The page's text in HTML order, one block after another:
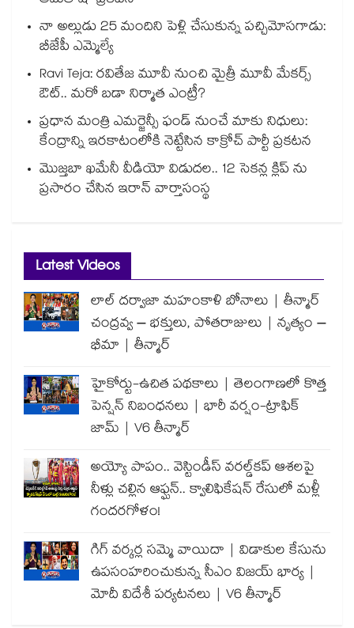
నా అల్లుడు 25 మందిని పెళ్లి చేసుకున్న పచ్చిమోసగాడు:
బీజేపీ ఎమ్మెల్యే
Ravi Teja: రవితేజ మూవీ నుంచి మైత్రీ మూవీ మేకర్స్
ఔట్.. మరో బడా నిర్మాత ఎంట్రీ?
ప్రధాన మంత్రి ఎమర్జెన్సీ ఫండ్ నుంచే మాకు నిధులు:
కేంద్రాన్ని ఇరకాటంలోకి నెట్టేసిన కాక్రోచ్ పార్టీ ప్రకటన
మొజ్తబా ఖమేనీ వీడియో విడుదల.. 12 సెకన్ల క్లిప్ ను
ప్రసారం చేసిన ఇరాన్ వార్తాసంస్థ
Latest Videos
లాల్ దర్వాజా మహంకాళి బోనాలు | తీన్మార్
చంద్రవ్వ – భక్తులు, పోతరాజులు | నృత్యం –
భీమా | తీన్మార్
హైకోర్టు-ఉచిత పథకాలు | తెలంగాణలో కొత్త
పెన్షన్ నిబంధనలు | భారీ వర్షం-ట్రాఫిక్
జామ్ | V6 తీన్మార్
అయ్యో పాపం.. వెస్టిండీస్ వరల్డ్‌కప్ ఆశలపై
నీళ్లు చల్లిన ఆఫ్ఘన్.. క్వాలిఫికేషన్ రేసులో మళ్లీ
గందరగోళం!
గిగ్ వర్కర్ల సమ్మె వాయిదా | విడాకుల కేసును
ఉపసంహరించుకున్న సీఎం విజయ్ భార్య |
మోదీ విదేశీ పర్యటనలు | V6 తీన్మార్